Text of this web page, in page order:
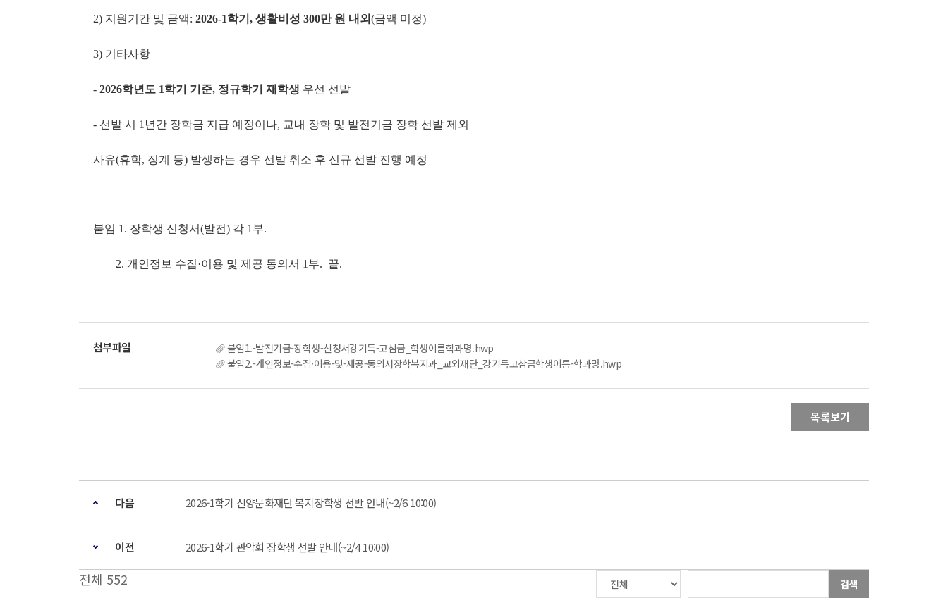
2) 지원기간 및 금액: 2026-1학기 , 생활비성 300만 원 내외 (금액 미정)
3) 기타사항
- 2026학년도 1학기 기준, 정규학기 재학생 우선 선발
- 선발 시 1년간 장학금 지급 예정이나, 교내 장학 및 발전기금 장학 선발 제외
사유(휴학, 징계 등) 발생하는 경우 선발 취소 후 신규 선발 진행 예정
붙임 1. 장학생 신청서(발전) 각 1부.
2. 개인정보 수집·이용 및 제공 동의서 1부. 끝.
붙임1.-발전기금-장학생-신청서강기득-고삼금_학생이름학과명.hwp
붙임2.-개인정보-수집·이용-및-제공-동의서장학복지과_교외재단_강기득고삼금학생이름-학과명.hwp
목록보기
다음 2026-1학기 신양문화재단 복지장학생 선발 안내(~2/6 10:00)
이전 2026-1학기 관악회 장학생 선발 안내(~2/4 10:00)
전체 552 검색